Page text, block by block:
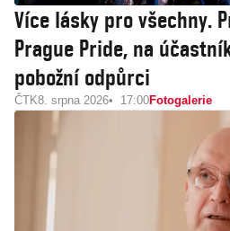
Více lásky pro všechny.
Prague Pride, na
pobožní odpůrci
ČTK8. srpna 2026 17:00Fotogalerie